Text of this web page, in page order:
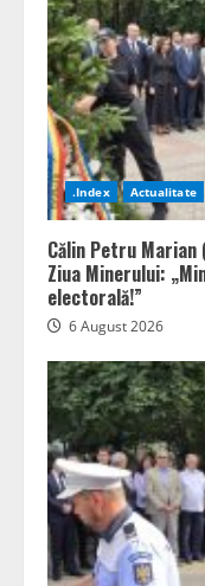
.Index Actualitate
Călin Petru Marian
Ziua Minerului:
electorală!”
6 August 2026